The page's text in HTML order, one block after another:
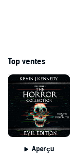
Top ventes
Aperçu